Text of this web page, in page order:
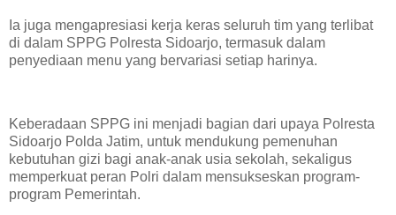
Ia juga mengapresiasi kerja keras seluruh tim yang terlibat
di dalam SPPG Polresta Sidoarjo, termasuk dalam
penyediaan menu yang bervariasi setiap harinya.
Keberadaan SPPG ini menjadi bagian dari upaya Polresta
Sidoarjo Polda Jatim, untuk mendukung pemenuhan
kebutuhan gizi bagi anak-anak usia sekolah, sekaligus
memperkuat peran Polri dalam mensukseskan program-
program Pemerintah.